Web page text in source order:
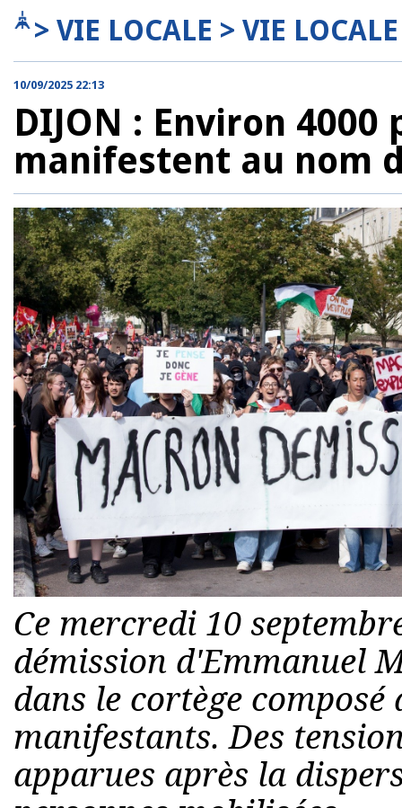
> VIE LOCALE > VIE LOCALE
10/09/2025 22:13
DIJON : Environ 4000
manifestent au nom
Ce mercredi 10
démission d'Emmanuel
dans le cortège
manifestants. Des
apparues après la